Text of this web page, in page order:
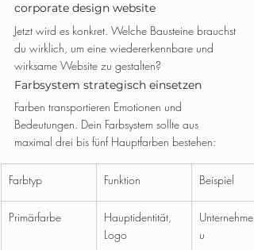
corporate design website
Jetzt wird es konkret. Welche Bausteine brauchst
du wirklich, um eine wiedererkennbare und
wirksame Website zu gestalten?
Farbsystem strategisch einsetzen
Farben transportieren Emotionen und
Bedeutungen. Dein Farbsystem sollte aus
maximal drei bis fünf Hauptfarben bestehen:
Farbtyp Funktion Beispiel
Primärfarbe
Hauptidentität,
Logo
u